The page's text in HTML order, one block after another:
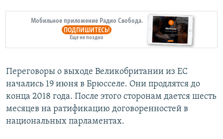
Мобильное приложение Радио Свобода.
ПОДПИШИТЕСЬ!
Еще не поздно
Переговоры о выходе Великобритании из ЕС
начались 19 июня в Брюсселе. Они продлятся до
конца 2018 года. После этого сторонам дается шесть
месяцев на ратификацию договоренностей в
национальных парламентах.